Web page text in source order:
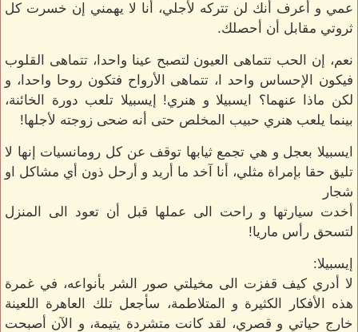
عمي و أعرف أنك لن تتركه لأجلي، أنا لا يهمني إن خسرت كل
ثروتي مقابل أن أحصلك.
نعم، إن الحب تتماهى العيون لتصبح عينا واحدا، تتماهى القلوب
فيكون الإحساس واحد ا، تتماهى الأرواح فتكون روحا واحدا، و
لكن ماذا عنهما؟ ايسبيلا و هنري! إيسبيلا تلعب دورة الخائنة،
بينما يلعب هنري حبيب المخلص حتى أنه ضحى زوجته لأجلها!
ايسبيلا بعجل و هي تجمع ثيابها توقف عن كل رومانسيات إنها لا
تليق حقا بإمراة مثلي، أنا آخد ما أريد و أرحل ذون أي مشاكل او
شجار
أخدت سيارتها و راحت الى عملها قبل أن تعود الى المنزل
لتسحق رأس ماريا!
إيسبيلا:
لا أدري كيف قفزت الى مخيلتي صور الشر بأنواعه، في غمرة
هذه الأفكار الكثيرة و المتلاطمة، سأجعل تلك العاهرة اللعينة
خارج حياتي و قصري، لقد كانت متشردة يتيمة، و الآن أصبحت